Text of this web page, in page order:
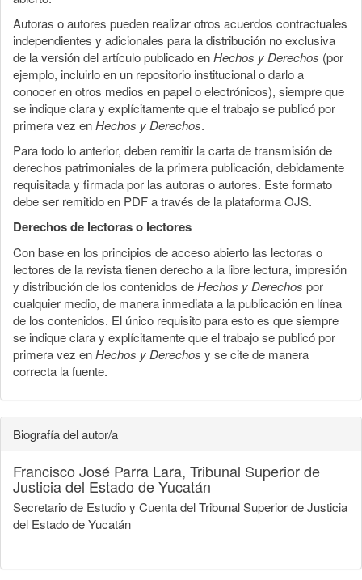
Autoras o autores pueden realizar otros acuerdos contractuales
independientes y adicionales para la distribución no exclusiva
de la versión del artículo publicado enHechos y Derechos (por
ejemplo, incluirlo en un repositorio institucional o darlo a
conocer en otros medios en papel o electrónicos), siempre que
se indique clara y explícitamente que el trabajo se publicó por
primera vez enHechos y Derechos.
Para todo lo anterior, deben remitir la carta de transmisión de
derechos patrimoniales de la primera publicación, debidamente
requisitada y firmada por las autoras o autores. Este formato
debe ser remitido en PDF a través de la plataforma OJS.
Derechos de lectoras o lectores
Con base en los principios de acceso abierto las lectoras o
lectores de la revista tienen derecho a la libre lectura, impresión
y distribución de los contenidos deHechos y Derechos por
cualquier medio, de manera inmediata a la publicación en línea
de los contenidos. El único requisito para esto es que siempre
se indique clara y explícitamente que el trabajo se publicó por
primera vez enHechos y Derechos y se cite de manera
correcta la fuente.
Biografía del autor/a
Francisco José Parra Lara, Tribunal Superior de
Justicia del Estado de Yucatán
Secretario de Estudio y Cuenta del Tribunal Superior de Justicia
del Estado de Yucatán